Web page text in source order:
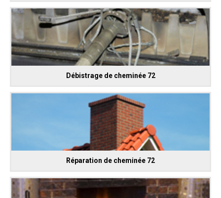
Débistrage de cheminée 72
Réparation de cheminée 72